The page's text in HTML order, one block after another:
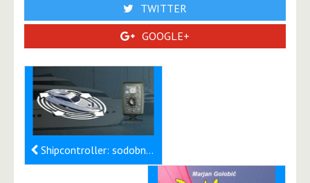
TWITTER
GOOGLE+
Shipcontroller: sodobna rešitev za natančno upravljanje plovil